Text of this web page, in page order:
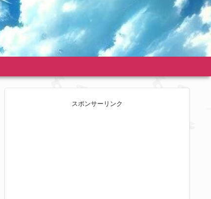
スポンサーリンク